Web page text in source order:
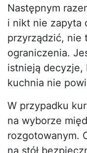
Następnym
i nikt nie zapyta
przyrządzić, nie
ograniczenia.
istnieją decyzje,
kuchnia nie
W przypadku
na wyborze
rozgotowanym.
na stół